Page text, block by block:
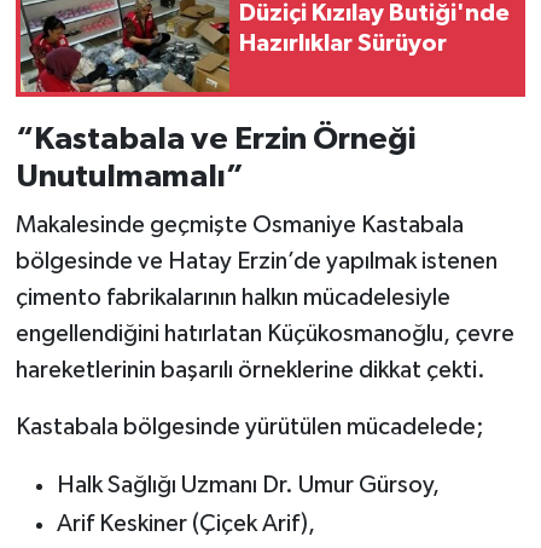
Düziçi Kızılay Butiği'nde
Hazırlıklar Sürüyor
“Kastabala ve Erzin Örneği
Unutulmamalı”
Makalesinde geçmişte Osmaniye Kastabala
bölgesinde ve Hatay Erzin’de yapılmak istenen
çimento fabrikalarının halkın mücadelesiyle
engellendiğini hatırlatan Küçükosmanoğlu, çevre
hareketlerinin başarılı örneklerine dikkat çekti.
Kastabala bölgesinde yürütülen mücadelede;
Halk Sağlığı Uzmanı Dr. Umur Gürsoy,
Arif Keskiner (Çiçek Arif),